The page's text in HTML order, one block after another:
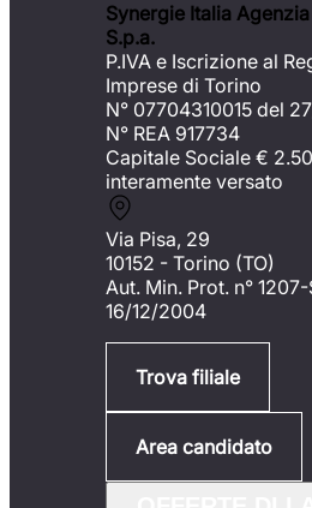
Synergie Italia
S.p.a.
P.IVA e Iscrizione al
Imprese di Torino
N° 07704310015 del
N° REA 917734
Capitale Sociale €
interamente versato
Via Pisa, 29
10152 - Torino (TO)
Aut. Min. Prot. n°
16/12/2004
Trova filiale
Area candidato